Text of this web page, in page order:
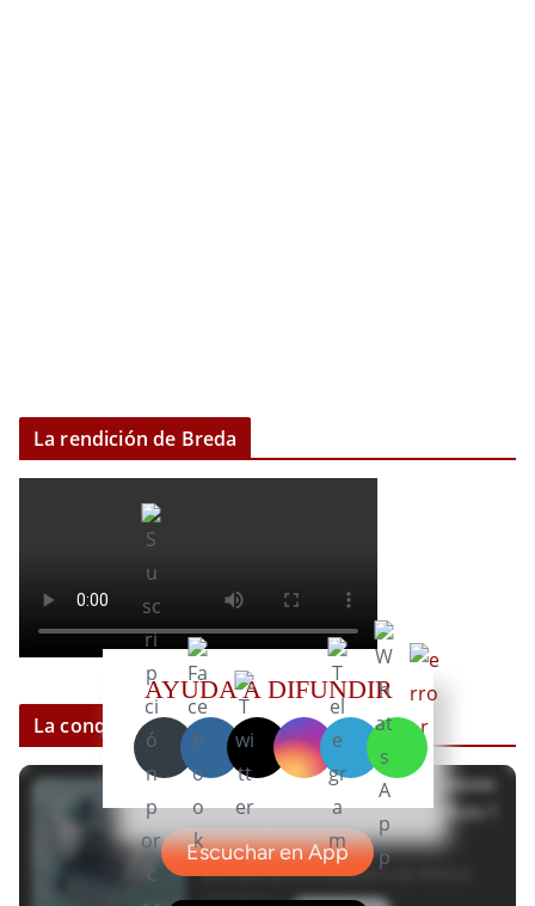
La rendición de Breda
La conquista de México
AYUDA A DIFUNDIR